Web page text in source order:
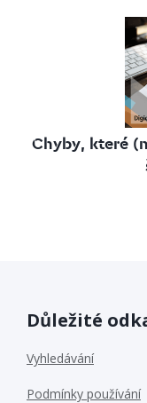
Chyby, které
Důležité
Vyhledávání
Podmínky používání